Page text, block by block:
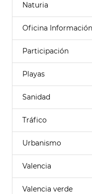
Naturia
Oficina
Participación
Playas
Sanidad
Tráfico
Urbanismo
Valencia
Valencia verde